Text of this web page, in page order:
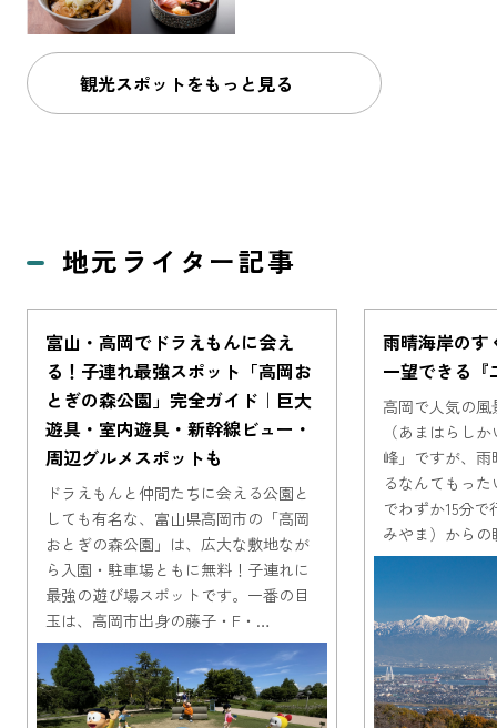
観光スポットをもっと見る
地元ライター記事
富山・高岡でドラえもんに会え
る！子連れ最強スポット「高岡お
とぎの森公園」完全ガイド｜巨大
遊具・室内遊具・新幹線ビュー・
周辺グルメスポットも
ドラえもんと仲間たちに会える公園と
しても有名な、富山県高岡市の「高岡
おとぎの森公園」は、広大な敷地なが
ら入園・駐車場ともに無料！子連れに
最強の遊び場スポットです。一番の目
玉は、高岡市出身の藤子・F・…
雨晴海岸のす
一望できる『
高岡で人気の
（あまはらし
峰」ですが、
るなんてもっ
でわずか15分
みやま）から